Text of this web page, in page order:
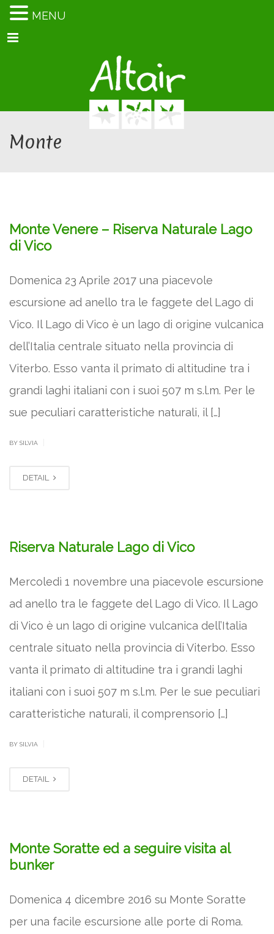
Menu
Monte
Monte Venere – Riserva Naturale Lago
di Vico
Domenica 23 Aprile 2017 una piacevole
escursione ad anello tra le faggete del Lago di
Vico. Il Lago di Vico è un lago di origine vulcanica
dell’Italia centrale situato nella provincia di
Viterbo. Esso vanta il primato di altitudine tra i
grandi laghi italiani con i suoi 507 m s.l.m. Per le
sue peculiari caratteristiche naturali, il […]
BY SILVIA
DETAIL
Riserva Naturale Lago di Vico
Mercoledì 1 novembre una piacevole escursione
ad anello tra le faggete del Lago di Vico. Il Lago
di Vico è un lago di origine vulcanica dell’Italia
centrale situato nella provincia di Viterbo. Esso
vanta il primato di altitudine tra i grandi laghi
italiani con i suoi 507 m s.l.m. Per le sue peculiari
caratteristiche naturali, il comprensorio […]
BY SILVIA
DETAIL
Monte Soratte ed a seguire visita al
bunker
Domenica 4 dicembre 2016 su Monte Soratte
per una facile escursione alle porte di Roma.
MENU